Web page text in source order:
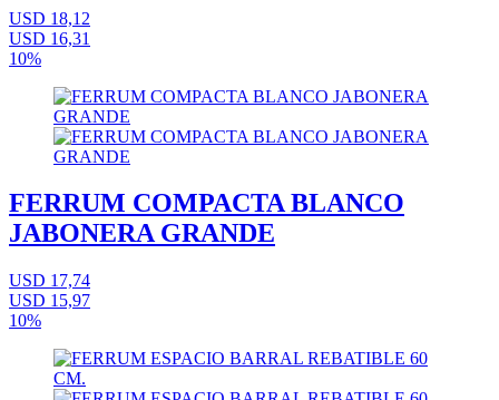
USD 18,12
USD 16,31
10%
FERRUM COMPACTA BLANCO
JABONERA GRANDE
USD 17,74
USD 15,97
10%